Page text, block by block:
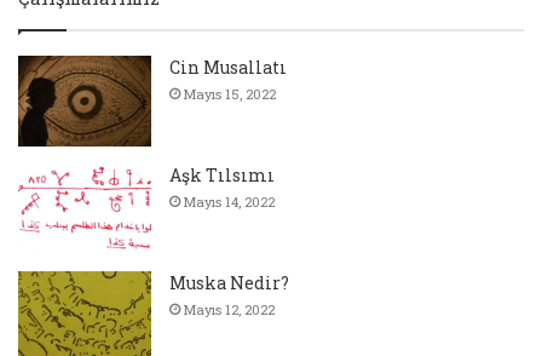
Cin Musallatı
Mayıs 15, 2022
Aşk Tılsımı
Mayıs 14, 2022
Muska Nedir?
Mayıs 12, 2022